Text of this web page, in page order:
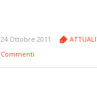
24 Ottobre 2011